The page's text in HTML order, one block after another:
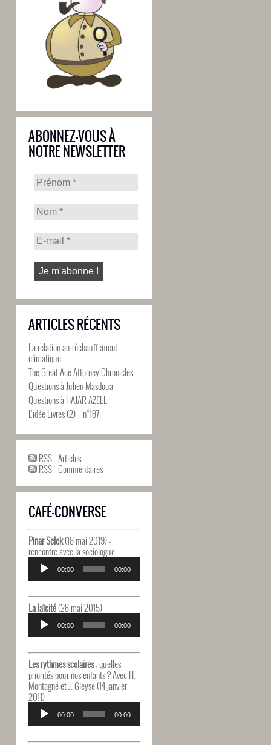
ABONNEZ-VOUS À
NOTRE NEWSLETTER
ARTICLES RÉCENTS
La relation au réchauffement
climatique
The Great Ace Attorney Chronicles
Questions à Julien Masdoua
Questions à HAJAR AZELL
L’idée Livres (2) – n°187
RSS - Articles
RSS - Commentaires
CAFÉ-CONVERSE
Pinar Selek(18 mai 2019) -
rencontre avec la sociologue
Lecteur
audio
00:00 00:00
La laïcité(28 mai 2015)
Lecteur
audio
00:00 00:00
Les rythmes scolaires: quelles
priorités pour nos enfants ? Avec H.
Montagné et J. Gleyse (14 janvier
2011)
Lecteur
audio
00:00 00:00